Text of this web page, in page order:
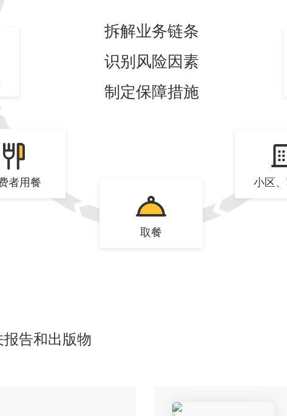
者用餐 小区
取餐
拆解业务链条
识别风险因素
制定保障措施
告和出版物